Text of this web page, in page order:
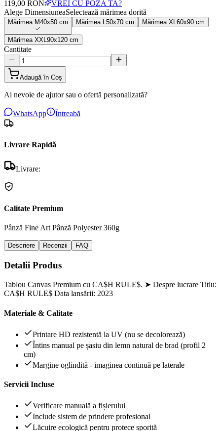
119,00 RON
VREI CU POZA TA?
Alege DimensiuneaSelectează mărimea dorită
Mărimea M40x50 cm Mărimea 50x70 cm Mărimea XL 60x90 cm
Mărimea XXL 90x120 cm
Cantitate
Adaugă în Coș
Ai nevoie de ajutor sau o ofertă personalizată?
WhatsApp Întreabă
Livrare Rapidă
Livrare:
Calitate Premium
Pânză Fine Art Pânză Polyester 360g
Descriere Recenzii FAQ
Detalii Produs
Tablou Canvas Premium cu CA$H RULE$. ➤ Despre lucrare Titlu:
CA$H RULE$ Data lansării: 2023
Materiale & Calitate
Printare HD rezistentă la UV (nu se decolorează)
Întins manual pe șasiu din lemn natural de brad (profil 2
cm)
Margine oglindită - imaginea continuă pe laterale
Servicii Incluse
Verificare manuală a fișierului
Include sistem de prindere profesional
Lăcuire ecologică pentru protece sporită